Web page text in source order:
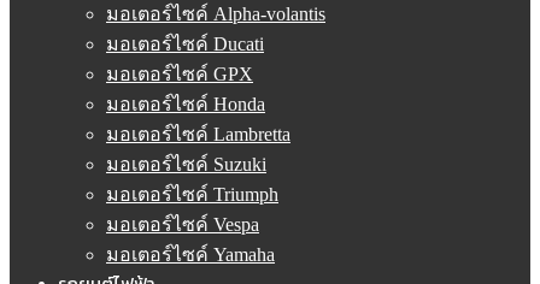
มอเตอร์ไซค์ Alpha-volantis
มอเตอร์ไซค์ Ducati
มอเตอร์ไซค์ GPX
มอเตอร์ไซค์ Honda
มอเตอร์ไซค์ Lambretta
มอเตอร์ไซค์ Suzuki
มอเตอร์ไซค์ Triumph
มอเตอร์ไซค์ Vespa
มอเตอร์ไซค์ Yamaha